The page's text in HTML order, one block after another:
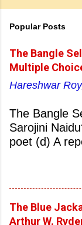
Popular Posts
The Bangle
Multiple
Hareshwar
The Bangle
Sarojini
poet (d) A
(b) 2 March
Hyderabad
The Blue
Arthur W.